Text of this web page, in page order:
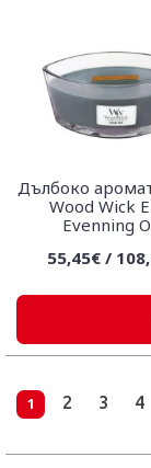
Дълбоко
Wood Wick
Evenning
55,45€ /
1 2 3 4